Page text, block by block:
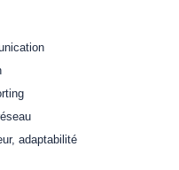
adaptabilité